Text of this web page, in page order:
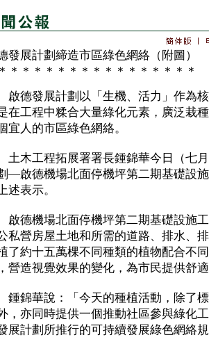
發展計劃締造市區綠色網絡（附圖）
＊＊＊＊＊＊＊＊＊＊＊＊＊＊＊＊
德發展計劃以「生機、活力」作為核
在工程中糅合大量綠化元素，廣泛栽
宜人的市區綠色網絡。
木工程拓展署署長鍾錦華今日（七月
—啟德機場北面停機坪第二期基礎設
述表示。
德機場北面停機坪第二期基礎設施工
私營房屋土地和所需的道路、排水、
了約十五萬棵不同種類的植物配合不
營造視覺效果的變化，為市民提供舒
錦華說：「今天的種植活動，除了標
，亦同時提供一個推動社區參與綠化
展計劃所推行的可持續發展綠色網絡